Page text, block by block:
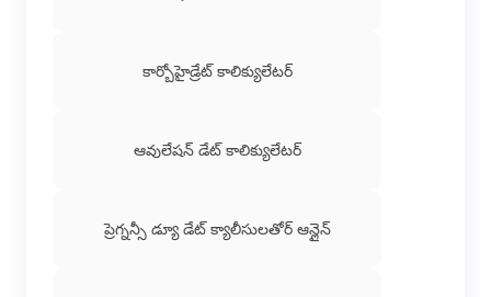
కార్బోహైడ్రేట్ కాలిక్యులేటర్
ఆవులేషన్ డేట్ కాలిక్యులేటర్
ప్రెగ్నన్సీ డ్యూ డేట్ క్యాలీసులతోర్ ఆన్లైన్